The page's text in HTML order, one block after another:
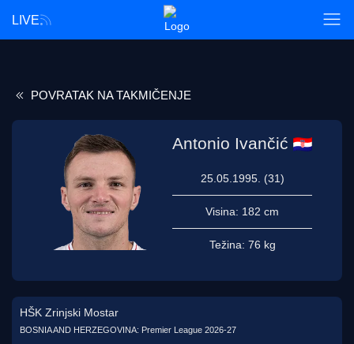
LIVE
POVRATAK NA TAKMIČENJE
Antonio Ivančić
25.05.1995. (31)
Visina: 182 cm
Težina: 76 kg
HŠK Zrinjski Mostar
BOSNIA AND HERZEGOVINA: Premier League 2026-27